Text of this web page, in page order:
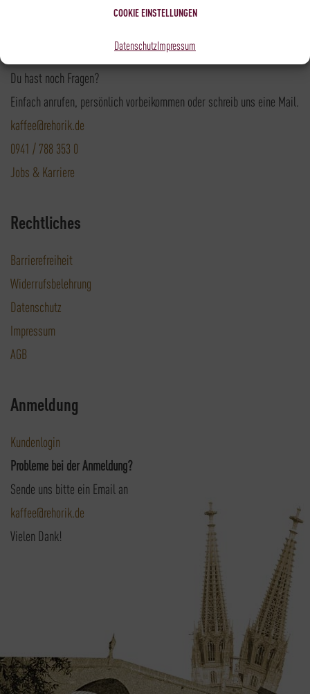
COOKIE EINSTELLUNGEN
DatenschutzImpressum
Du hast noch Fragen?
Einfach anrufen, persönlich vorbeikommen oder schreib uns eine Mail.
kaffee@rehorik.de
0941 / 788 353 0
Jobs & Karriere
Rechtliches
Barrierefreiheit
Widerrufsbelehrung
Datenschutz
Impressum
AGB
Anmeldung
Kundenlogin
Probleme bei der Anmeldung?
Sende uns bitte ein Email an
kaffee@rehorik.de
Vielen Dank!